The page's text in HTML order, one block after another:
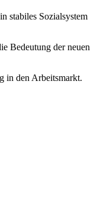
stabiles Sozialsystem
Bedeutung der neuen
in den Arbeitsmarkt.